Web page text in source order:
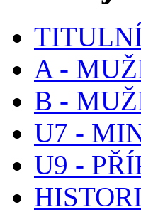
A -
B -
U7 -
U9 -